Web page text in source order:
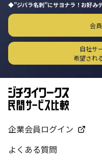
”ジバラ名刺”にサヨナラ！お好み
会
自社サ
希望され
企業会員ログイン
よくある質問